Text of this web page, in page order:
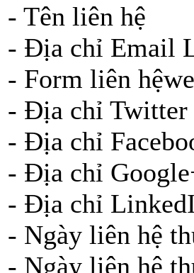
- Tên liên hệ
- Địa chỉ Email
- Form liên
- Địa chỉ Twitter
- Địa chỉ
- Địa chỉ
- Địa chỉ
- Ngày liên hệ
- Ngày liên hệ